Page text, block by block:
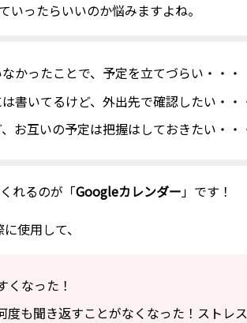
いったらいいのか悩みますよね。
かったことで、予定を立てづらい・・・
書いてるけど、外出先で確認したい・・
お互いの予定は把握はしておきたい・・
れるのが「Googleカレンダー 」です！
使用して、
くなった！
度も聞き返すことがなくなった！ストレ